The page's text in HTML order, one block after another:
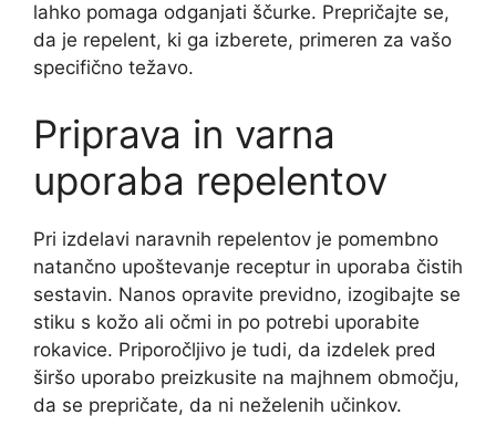
lahko pomaga odganjati ščurke. Prepričajte se,
da je repelent, ki ga izberete, primeren za vašo
specifično težavo.
Priprava in varna
uporaba repelentov
Pri izdelavi naravnih repelentov je pomembno
natančno upoštevanje receptur in uporaba čistih
sestavin. Nanos opravite previdno, izogibajte se
stiku s kožo ali očmi in po potrebi uporabite
rokavice. Priporočljivo je tudi, da izdelek pred
širšo uporabo preizkusite na majhnem območju,
da se prepričate, da ni neželenih učinkov.